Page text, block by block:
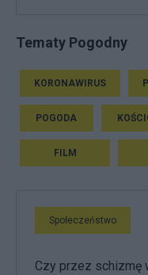
Tematy Pogodny
KORONAWIRUS
POGODA
FILM
Społeczeństwo
Czy przez schizmę